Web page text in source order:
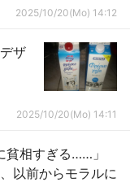
2025/10/20(Mo) 14:12
ザ
2025/10/20(Mo) 14:11
貧相すぎる……」
以前からモラルに